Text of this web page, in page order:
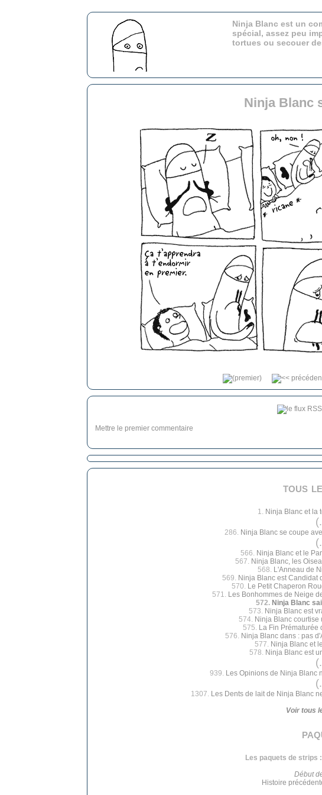
Ninja Blanc est un
spécial, assez peu
tortues ou secouer
Ninja Blanc
Mettre le premier commentaire
tous
1. Ninja Blanc et la
286. Ninja Blanc se coupe
566. Ninja Blanc et le
567. Ninja Blanc, les
568. L'Anneau de
569. Ninja Blanc est Candidat
570. Le Petit Chaperon
571. Les Bonhommes de Neige
572. Ninja Blanc
573. Ninja Blanc est
574. Ninja Blanc courtise
575. La Fin Prématurée
576. Ninja Blanc dans : pas
577. Ninja Blanc et
578. Ninja Blanc est
939. Les Opinions de Ninja Blanc
1307. Les Dents de lait de Ninja Blanc
Voir tous
Les paquets de strips :
Début
Histoire